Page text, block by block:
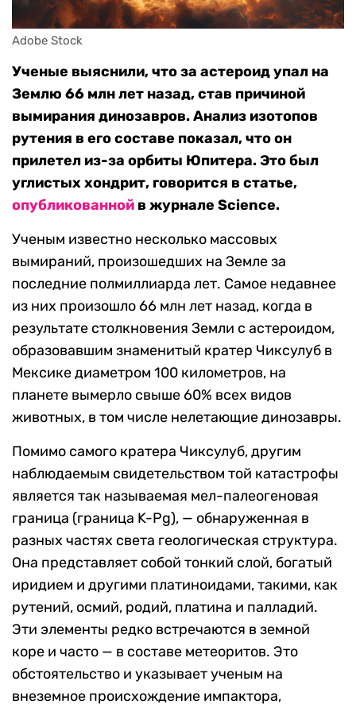
Adobe Stock
Ученые выяснили, что за астероид упал на
Землю 66 млн лет назад, став причиной
вымирания динозавров. Анализ изотопов
рутения в его составе показал, что он
прилетел из-за орбиты Юпитера. Это был
углистых хондрит, говорится в статье,
опубликованной в журнале Science.
Ученым известно несколько массовых
вымираний, произошедших на Земле за
последние полмиллиарда лет. Самое недавнее
из них произошло 66 млн лет назад, когда в
результате столкновения Земли с астероидом,
образовавшим знаменитый кратер Чиксулуб в
Мексике диаметром 100 километров, на
планете вымерло свыше 60% всех видов
животных, в том числе нелетающие динозавры.
Помимо самого кратера Чиксулуб, другим
наблюдаемым свидетельством той катастрофы
является так называемая мел-палеогеновая
граница (граница K-Pg), — обнаруженная в
разных частях света геологическая структура.
Она представляет собой тонкий слой, богатый
иридием и другими платиноидами, такими, как
рутений, осмий, родий, платина и палладий.
Эти элементы редко встречаются в земной
коре и часто — в составе метеоритов. Это
обстоятельство и указывает ученым на
внеземное происхождение импактора,